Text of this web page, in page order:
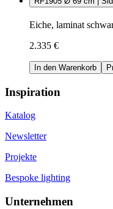
Eiche, laminat
2.335 €
In den Warenkorb
Inspiration
Katalog
Newsletter
Projekte
Bespoke lighting
Unternehmen